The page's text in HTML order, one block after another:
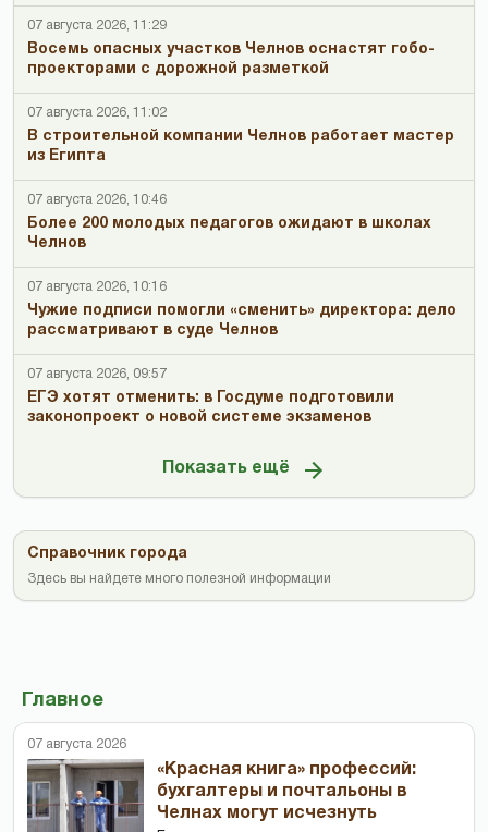
07 августа 2026, 11:29
Восемь опасных участков Челнов оснастят гобо-
проекторами с дорожной разметкой
07 августа 2026, 11:02
В строительной компании Челнов работает мастер
из Египта
07 августа 2026, 10:46
Более 200 молодых педагогов ожидают в школах
Челнов
07 августа 2026, 10:16
Чужие подписи помогли «сменить» директора: дело
рассматривают в суде Челнов
07 августа 2026, 09:57
ЕГЭ хотят отменить: в Госдуме подготовили
законопроект о новой системе экзаменов
Показать ещё
Справочник города
Здесь вы найдете много полезной информации
Главное
07 августа 2026
«Красная книга» профессий:
бухгалтеры и почтальоны в
Челнах могут исчезнуть